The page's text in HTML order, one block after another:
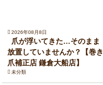
2026年08月8日
爪が浮いてきた…そのまま
放置していませんか？【巻き
爪補正店 鎌倉大船店】
未分類